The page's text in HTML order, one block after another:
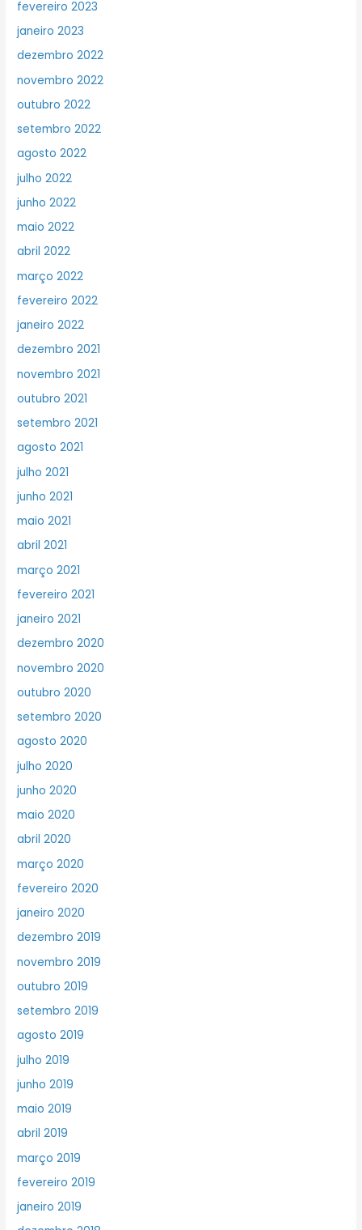
fevereiro 2023
janeiro 2023
dezembro 2022
novembro 2022
outubro 2022
setembro 2022
agosto 2022
julho 2022
junho 2022
maio 2022
abril 2022
março 2022
fevereiro 2022
janeiro 2022
dezembro 2021
novembro 2021
outubro 2021
setembro 2021
agosto 2021
julho 2021
junho 2021
maio 2021
abril 2021
março 2021
fevereiro 2021
janeiro 2021
dezembro 2020
novembro 2020
outubro 2020
setembro 2020
agosto 2020
julho 2020
junho 2020
maio 2020
abril 2020
março 2020
fevereiro 2020
janeiro 2020
dezembro 2019
novembro 2019
outubro 2019
setembro 2019
agosto 2019
julho 2019
junho 2019
maio 2019
abril 2019
março 2019
fevereiro 2019
janeiro 2019